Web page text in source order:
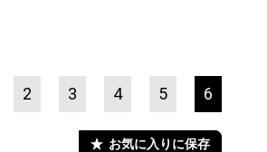
2 3 4 5 6
お気に入りに保存